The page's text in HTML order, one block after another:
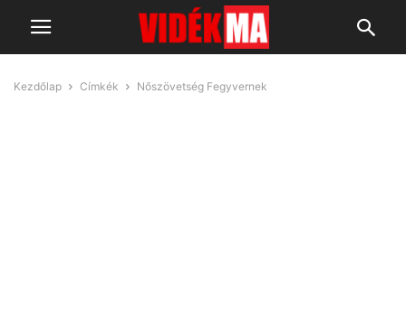
Kezdőlap Címkék Nőszövetség Fegyvernek